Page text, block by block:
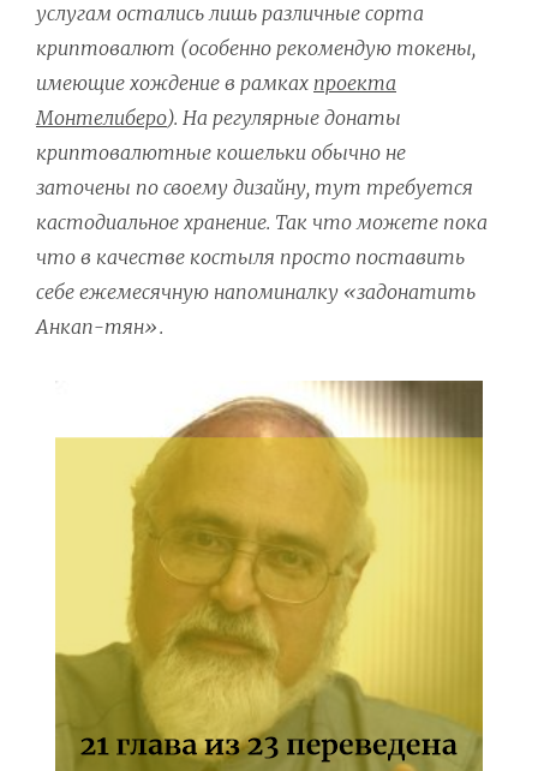
услугам остались лишь различные сорта
криптовалют (особенно рекомендую токены,
имеющие хождение в рамках проекта
Монтелиберо). На регулярные донаты
криптовалютные кошельки обычно не
заточены по своему дизайну, тут требуется
кастодиальное хранение. Так что можете пока
что в качестве костыля просто поставить
себе ежемесячную напоминалку «задонатить
Анкап-тян».